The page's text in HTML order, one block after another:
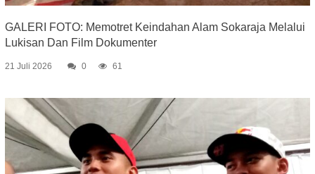
GALERI FOTO: Memotret Keindahan Alam Sokaraja Melalui
Lukisan Dan Film Dokumenter
21 Juli 2026 0 61